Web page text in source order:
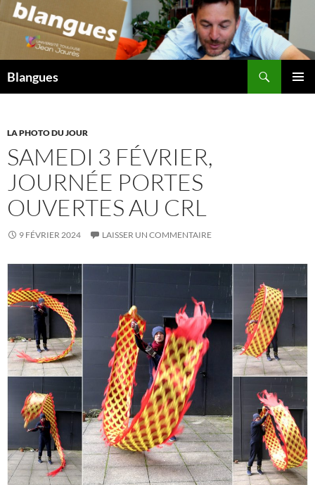
Aller
au
contenu
Blangues
LA PHOTO DU JOUR
SAMEDI 3 FÉVRIER,
JOURNÉE PORTES
OUVERTES AU CRL
9 FÉVRIER 2024 LAISSER UN COMMENTAIRE